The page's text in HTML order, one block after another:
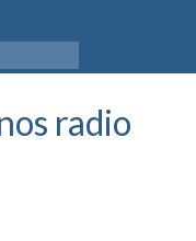
radio